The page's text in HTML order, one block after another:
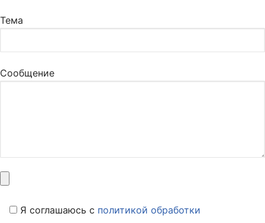
Тема
Сообщение
Я соглашаюсь c политикой обработки